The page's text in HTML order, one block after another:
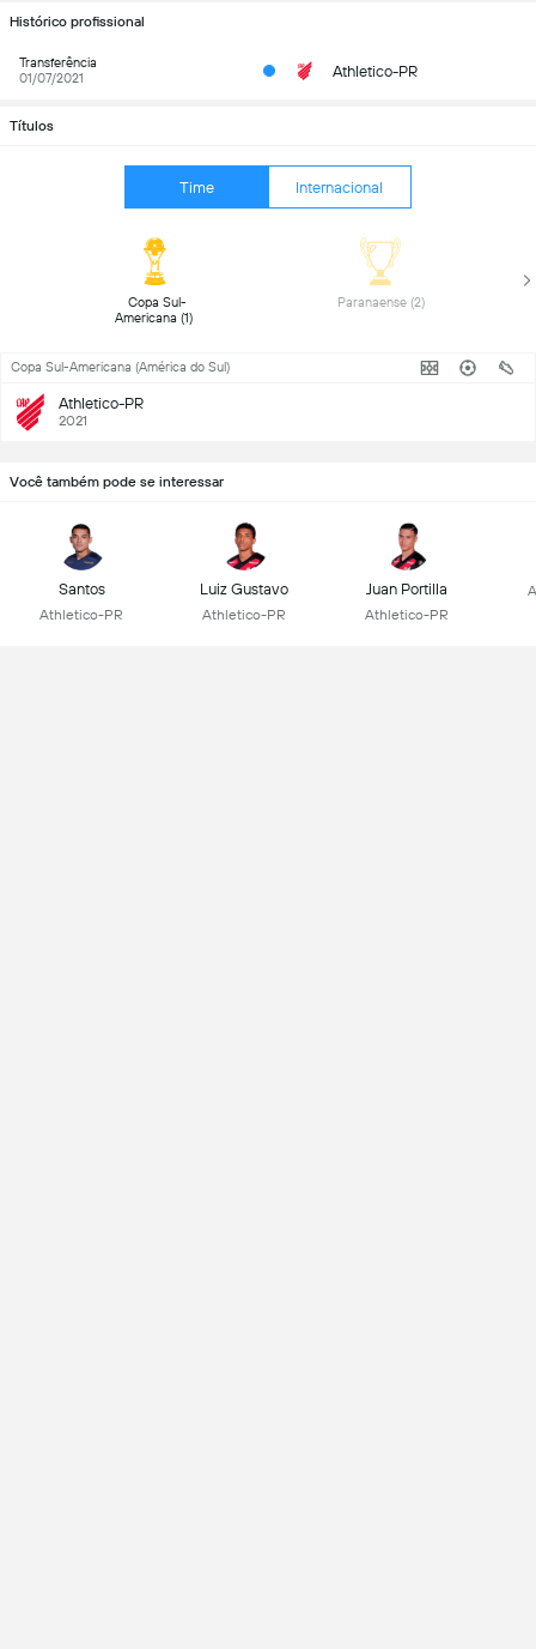
Histórico profissional
Transferência
01/07/2021
Athletico-PR
Títulos
Time Internacional
Copa Sul-
Americana (1)
Paranaense (2)
Copa Sul-Americana (América do Sul)
Athletico-PR
2021
Você também pode se interessar
Santos
Athletico-PR
Luiz Gustavo
Athletico-PR
Juan Portilla
Athletico-PR